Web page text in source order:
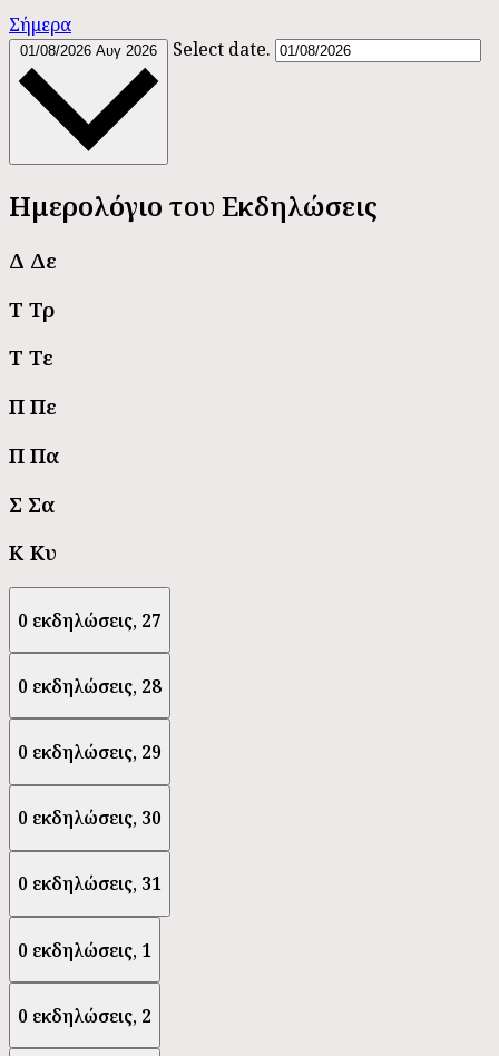
Σήμερα
01/08/2026 Αυγ 2026 Select date.
Ημερολόγιο του Εκδηλώσεις
Δ Δε
Τ Τρ
Τ Τε
Π Πε
Π Πα
Σ Σα
Κ Κυ
0 εκδηλώσεις, 27
0 εκδηλώσεις, 28
0 εκδηλώσεις, 29
0 εκδηλώσεις, 30
0 εκδηλώσεις, 31
0 εκδηλώσεις, 1
0 εκδηλώσεις, 2